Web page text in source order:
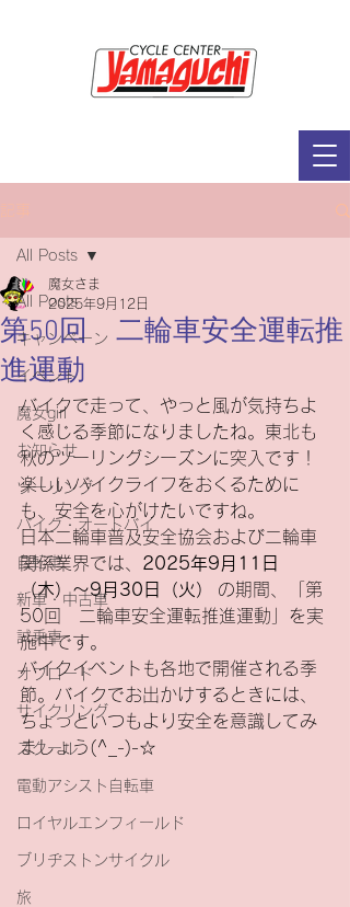
All Posts
キャンペーン
イベント
魔女girl
お知らせ
ツーリング
バイク・オートバイ
自転車
新車・中古車
試乗車
オフロード
サイクリング
スクール
電動アシスト自転車
ロイヤルエンフィールド
ブリヂストンサイクル
旅
All Posts
第50回 二輪車安全運転推
進運動
魔女さま
2025年9月12日
バイクで走って、やっと風が気持ちよ
く感じる季節になりましたね。東北も
秋のツーリングシーズンに突入です！
楽しいバイクライフをおくるために
も、安全を心がけたいですね。
日本二輪車普及安全協会および二輪車
関係業界では、 2025年9月11日
（木）～9月30日（火）
の期間、「第
50回　二輪車安全運転推進運動」を実
施中です。
バイクイベントも各地で開催される季
節。バイクでお出かけするときには、
ちょっといつもより安全を意識してみ
ましょう(^_-)-☆